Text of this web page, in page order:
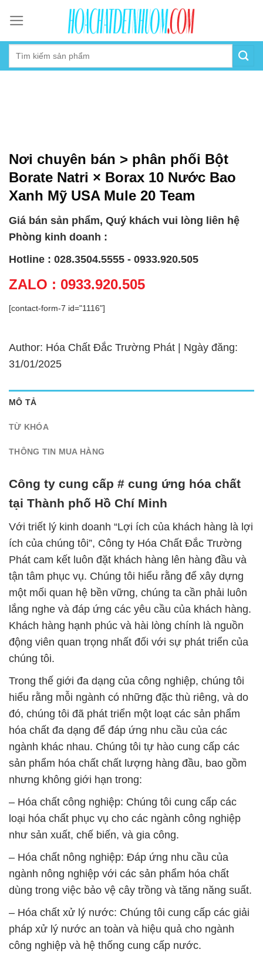
content
Nơi chuyên bán > phân phối Bột
Borate Natri × Borax 10 Nước Bao
Xanh Mỹ USA Mule 20 Team
Giá bán sản phẩm, Quý khách vui lòng liên hệ
Phòng kinh doanh :
Hotline : 028.3504.5555 - 0933.920.505
ZALO : 0933.920.505
[contact-form-7 id="1116"]
Author: Hóa Chất Đắc Trường Phát | Ngày đăng:
31/01/2025
MÔ TẢ
TỪ KHÓA
THÔNG TIN MUA HÀNG
Công ty cung cấp # cung ứng hóa chất
tại Thành phố Hồ Chí Minh
Với triết lý kinh doanh “Lợi ích của khách hàng là lợi
ích của chúng tôi”, Công ty Hóa Chất Đắc Trường
Phát cam kết luôn đặt khách hàng lên hàng đầu và
tận tâm phục vụ. Chúng tôi hiểu rằng để xây dựng
một mối quan hệ bền vững, chúng ta cần phải luôn
lắng nghe và đáp ứng các yêu cầu của khách hàng.
Khách hàng hạnh phúc và hài lòng chính là nguồn
động viên quan trọng nhất đối với sự phát triển của
chúng tôi.
Trong thế giới đa dạng của công nghiệp, chúng tôi
hiểu rằng mỗi ngành có những đặc thù riêng, và do
đó, chúng tôi đã phát triển một loạt các sản phẩm
hóa chất đa dạng để đáp ứng nhu cầu của các
ngành khác nhau. Chúng tôi tự hào cung cấp các
sản phẩm hóa chất chất lượng hàng đầu, bao gồm
nhưng không giới hạn trong:
– Hóa chất công nghiệp: Chúng tôi cung cấp các
loại hóa chất phục vụ cho các ngành công nghiệp
như sản xuất, chế biến, và gia công.
– Hóa chất nông nghiệp: Đáp ứng nhu cầu của
ngành nông nghiệp với các sản phẩm hóa chất
dùng trong việc bảo vệ cây trồng và tăng năng suất.
– Hóa chất xử lý nước: Chúng tôi cung cấp các giải
pháp xử lý nước an toàn và hiệu quả cho ngành
công nghiệp và hệ thống cung cấp nước.